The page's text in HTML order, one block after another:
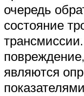
очередь
состояние
являются